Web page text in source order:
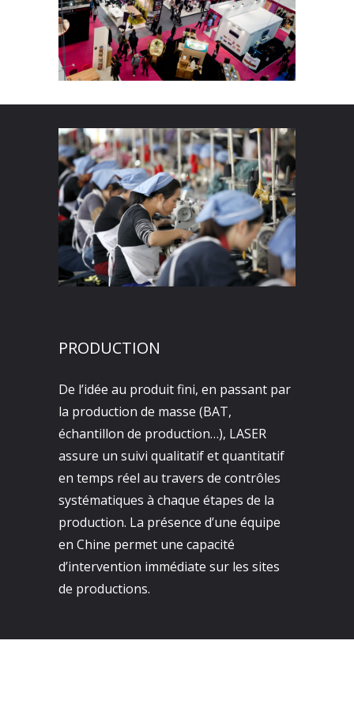
PRODUCTION
De l’idée au produit fini, en passant par
la production de masse (BAT,
échantillon de production…), LASER
assure un suivi qualitatif et quantitatif
en temps réel au travers de contrôles
systématiques à chaque étapes de la
production. La présence d’une équipe
en Chine permet une capacité
d’intervention immédiate sur les sites
de productions.